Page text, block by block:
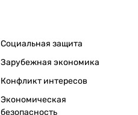
Социальная защита
Зарубежная экономика
Конфликт интересов
Экономическая
безопасность